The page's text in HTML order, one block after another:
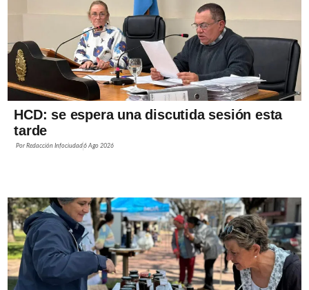
HCD: se espera una discutida sesión esta
tarde
PorRedacción Infociudad6 Ago 2026